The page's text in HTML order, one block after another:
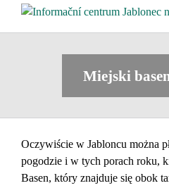
Miejski
Oczywiście w Jabloncu można
pogodzie i w tych porach roku,
Basen, który znajduje się obok